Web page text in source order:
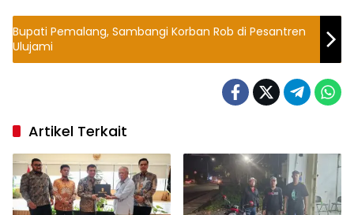
Bupati Pemalang, Sambangi Korban Rob di Pesantren
Ulujami
Artikel Terkait